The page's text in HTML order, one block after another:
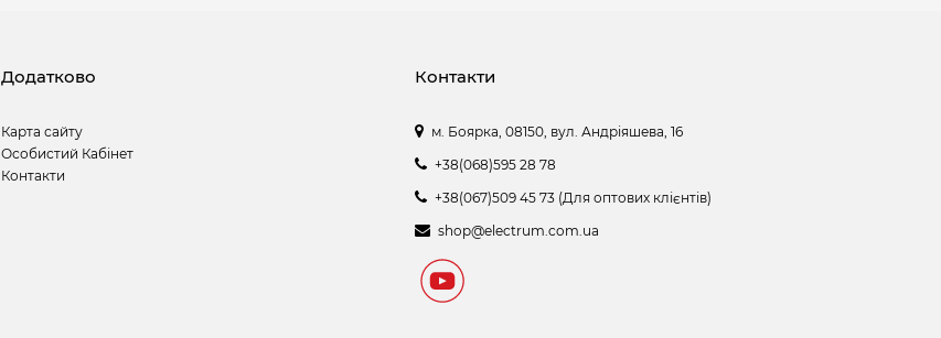
Додатково
Карта сайту
Особистий Кабінет
Контакти
Контакти
м. Боярка, 08150, вул. Андріяшева, 16
+38(068)595 28 78
+38(067)509 45 73 (Для оптових клієнтів)
shop@electrum.com.ua